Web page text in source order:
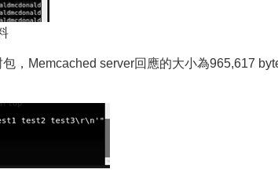
，Memcached server回應的大小為965,617